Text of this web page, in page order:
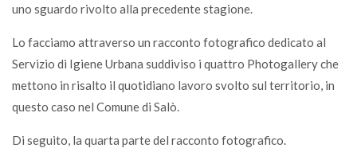
uno sguardo rivolto alla precedente stagione.
Lo facciamo attraverso un racconto fotografico dedicato al
Servizio di Igiene Urbana suddiviso i quattro Photogallery che
mettono in risalto il quotidiano lavoro svolto sul territorio, in
questo caso nel Comune di Salò.
Di seguito, la quarta parte del racconto fotografico.